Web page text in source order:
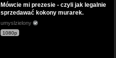
Mówcie mi prezesie - czyli jak legalnie
sprzedawać kokony murarek.
umyslzielony
1080p